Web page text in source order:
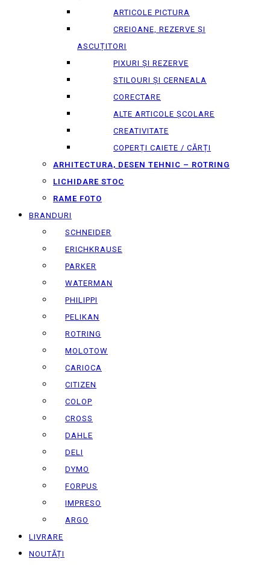
ARTICOLE PICTURA
CREIOANE, REZERVE ȘI
ASCUȚITORI
PIXURI ȘI REZERVE
STILOURI ȘI CERNEALA
CORECTARE
ALTE ARTICOLE ȘCOLARE
CREATIVITATE
COPERȚI CAIETE / CĂRȚI
ARHITECTURA, DESEN TEHNIC – ROTRING
LICHIDARE STOC
RAME FOTO
BRANDURI
SCHNEIDER
ERICHKRAUSE
PARKER
WATERMAN
PHILIPPI
PELIKAN
ROTRING
MOLOTOW
CARIOCA
CITIZEN
COLOP
CROSS
DAHLE
DELI
DYMO
FORPUS
IMPRESO
ARGO
LIVRARE
NOUTĂȚI